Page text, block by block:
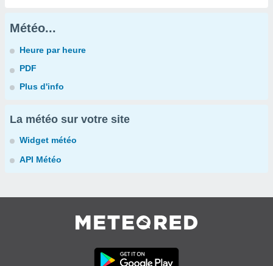
Météo...
Heure par heure
PDF
Plus d'info
La météo sur votre site
Widget météo
API Météo